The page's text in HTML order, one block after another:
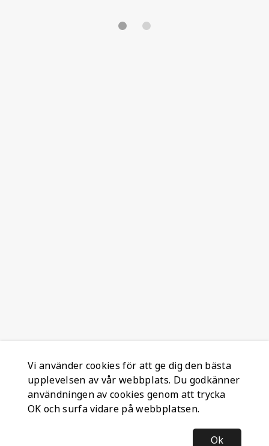
Vi använder cookies för att ge dig den bästa
upplevelsen av vår webbplats. Du godkänner
användningen av cookies genom att trycka
OK och surfa vidare på webbplatsen.
Ok